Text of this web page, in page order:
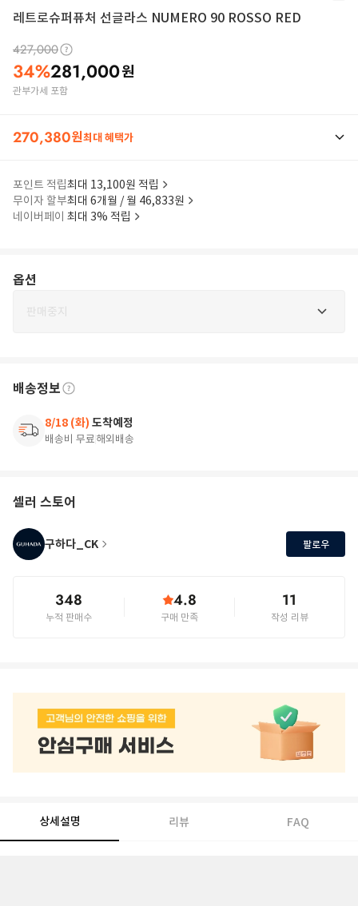
레트로슈퍼퓨처 선글라스 NUMERO 90 ROSSO RED
427,000
34%281,000원
관부가세 포함
270,380원최대 혜택가
포인트 적립최대 13,100원 적립
무이자 할부최대 6개월 / 월 46,833원
네이버페이 최대 3% 적립
옵션
판매중지
배송정보
8/18 (화) 도착예정
배송비 무료해외배송
셀러 스토어
구하다_CK 팔로우
348
누적 판매수
4.8
구매 만족
11
작성 리뷰
상세설명 리뷰 FAQ